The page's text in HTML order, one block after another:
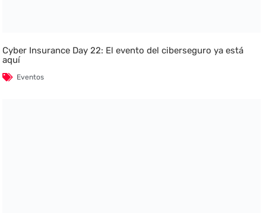
Cyber Insurance Day 22: El evento del ciberseguro ya está
aquí
Eventos